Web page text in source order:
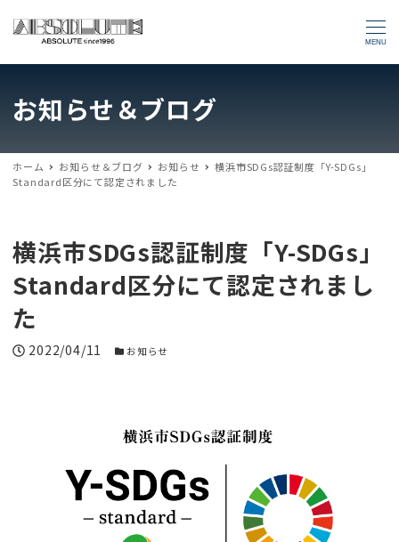
MENU
お知らせ＆ブログ
ホーム お知らせ＆ブログ お知らせ
横浜市SDGs認証制度「Y-SDGs」
Standard区分にて認定されました
横浜市SDGs認証制度「Y-SDGs」
Standard区分にて認定されまし
た
投稿日
2022/04/11 お知らせカテゴリー
お知らせ